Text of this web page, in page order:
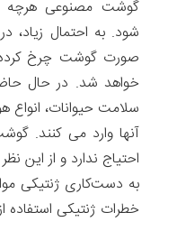
گوشت مصنوعی هرچه
شود. به احتمال
صورت گوشت چرخ کرده،
خواهد شد. در حال
سلامت حیوانات، انواع
آنها وارد می کنند.
احتیاج ندارد و از این
به دست‌کاری ژنتیکی
خطرات ژنتیکی